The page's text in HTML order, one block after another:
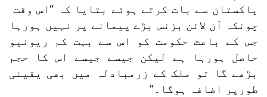
پاکستان سے بات کرتے ہوئے بتایا کہ “اس وقت
چونکہ آن لائن بزنس بڑے پیمانے پر نہیں ہورہا
جس کے باعث حکومت کو اس سے بہت کم ریونیو
حاصل ہورہا ہے لیکن جیسے جیسے اس کا حجم
بڑھے گا تو ملک کے زرمبادلہ میں بھی یقینی
طورپر اضافہ ہوگا۔”